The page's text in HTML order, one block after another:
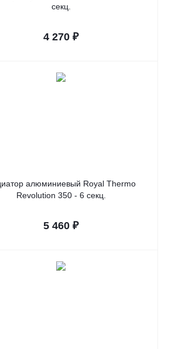
секц.
4 270 ₽
алюминиевый Royal Thermo
Revolution 350 - 6 секц.
5 460 ₽